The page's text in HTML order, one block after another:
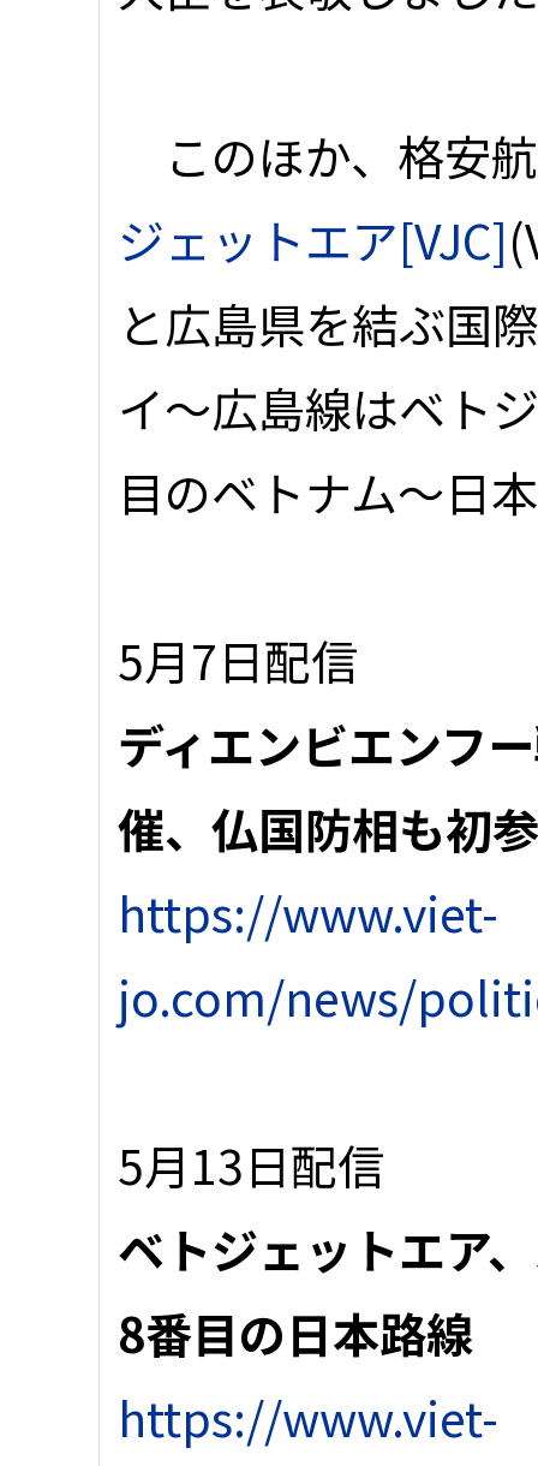
このほか、格安
ジェットエア[VJC]
と広島県を結ぶ国
イ～広島線はベト
目のベトナム～日
5月7日配信
ディエンビエンフ
催、仏国防相も初
https://www.viet-
jo.com/news/
5月13日配信
ベトジェットエア
8番目の日本路線
https://www.viet-